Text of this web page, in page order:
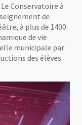
Le Conservatoire à
de
à plus de 1400
de vie
municipale par
des élèves